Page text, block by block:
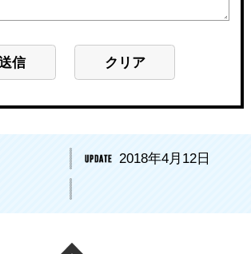
2018年4月12日